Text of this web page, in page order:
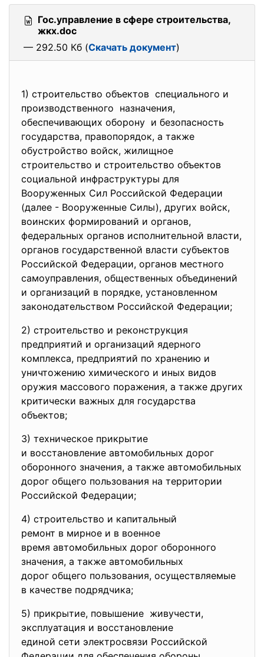
Гос.управление в сфере строительства,
жкх.doc
— 292.50 Кб (Скачать документ)
1) строительство объектов специального и
производственного назначения,
обеспечивающих оборону и безопасность
государства, правопорядок, а также
обустройство войск, жилищное
строительство и строительство объектов
социальной инфраструктуры для
Вооруженных Сил Российской Федерации
(далее - Вооруженные Силы), других войск,
воинских формирований и органов,
федеральных органов исполнительной власти,
органов государственной власти субъектов
Российской Федерации, органов местного
самоуправления, общественных объединений
и организаций в порядке, установленном
законодательством Российской Федерации;
2) строительство и реконструкция
предприятий и организаций ядерного
комплекса, предприятий по хранению и
уничтожению химического и иных видов
оружия массового поражения, а также других
критически важных для государства
объектов;
3) техническое прикрытие
и восстановление автомобильных дорог
оборонного значения, а также автомобильных
дорог общего пользования на территории
Российской Федерации;
4) строительство и капитальный
ремонт в мирное и в военное
время автомобильных дорог оборонного
значения, а также автомобильных
дорог общего пользования, осуществляемые
в качестве подрядчика;
5) прикрытие, повышение живучести,
эксплуатация и восстановление
единой сети электросвязи Российской